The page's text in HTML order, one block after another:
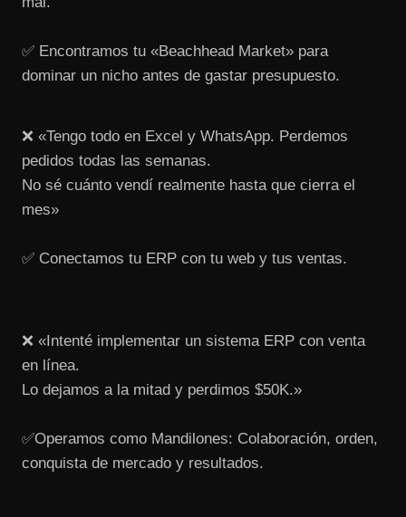
✅ Encontramos tu «Beachhead Market» para
dominar un nicho antes de gastar presupuesto.
❌ «Tengo todo en Excel y WhatsApp. Perdemos
pedidos todas las semanas.
No sé cuánto vendí realmente hasta que cierra el
mes»
✅ Conectamos tu ERP con tu web y tus ventas.
❌ «Intenté implementar un sistema ERP con venta
en línea.
Lo dejamos a la mitad y perdimos $50K.»
✅Operamos como Mandilones: Colaboración, orden,
conquista de mercado y resultados.